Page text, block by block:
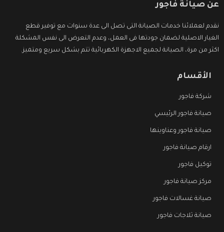
عن صيانة فاجور
نقدم لعملائنا خدمات الصيانة التى تصل الى عدة سنوات مع توفير قطع
الغيار الاصلية لضمان جودتها فى العمل، وعدم التعرض الى نفس المشكلة
اكثر من مرة، الصيانة لجميع الاجهزة الكهربائية تتم بشكل سريع ومتميز.
الأقسام
شركة فاجور
صيانة فاجور الرئيسي
صيانة فاجور وعناوينها
ارقام صيانة فاجور
توكيل فاجور
مركز صيانة فاجور
صيانة غسالات فاجور
صيانة ثلاجات فاجور